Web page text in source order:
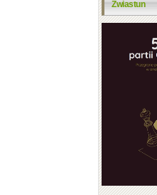
Zwiastun